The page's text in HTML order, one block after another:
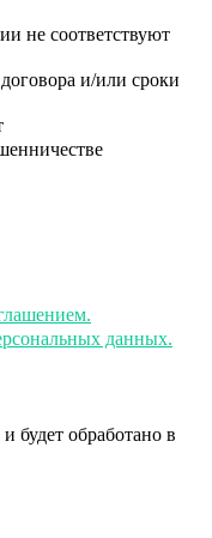
не соответствуют
и/или сроки
данных.
будет обработано в